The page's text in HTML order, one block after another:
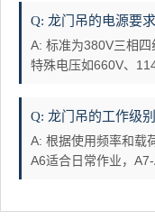
Q: 龙门吊的电源要求
A: 标准为380V三相四
特殊电压如660V、
Q: 龙门吊的工作级
A: 根据使用频率和载
A6适合日常作业，